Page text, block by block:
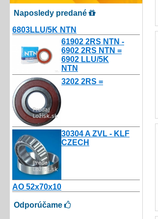
Naposledy predané
6803LLU/5K NTN
61902 2RS NTN -
6902 2RS NTN =
6902 LLU/5K
NTN
3202 2RS =
30304 A ZVL - KLF
CZECH
AO 52x70x10
Odporúčame